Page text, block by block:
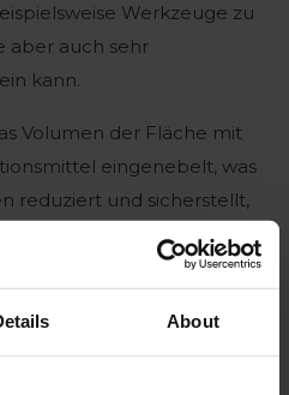
About
Werkzeuge zu
aber auch sehr
kann.
Volumen der Fläche mit
eingenebelt, was
reduziert und sicherstellt,
und Ecken desinfiziert
erfordert jedoch
durchgeführt